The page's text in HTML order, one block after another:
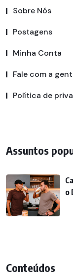
Sobre Nós
Postagens
Minha Conta
Fale com a
Política de
Assuntos
o
Conteúdos